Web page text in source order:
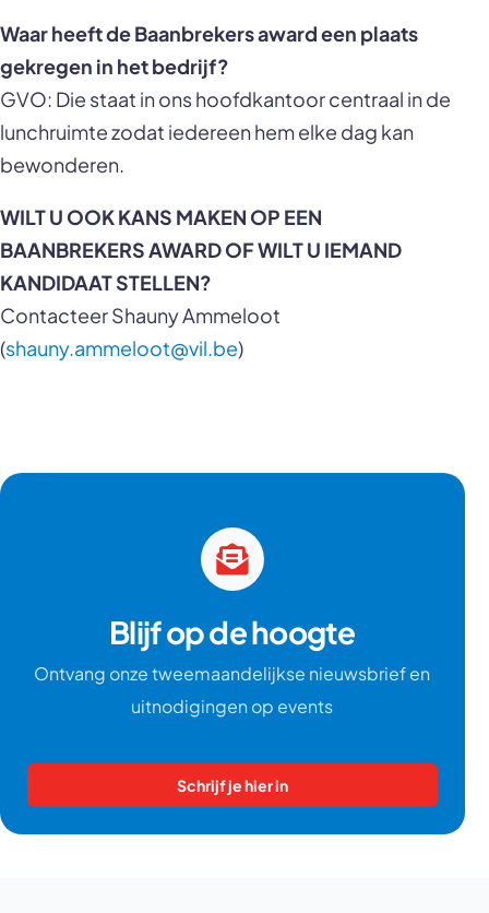
Waar heeft de Baanbrekers award een plaats
gekregen in het bedrijf?
GVO: Die staat in ons hoofdkantoor centraal in de
lunchruimte zodat iedereen hem elke dag kan
bewonderen.
WILT U OOK KANS MAKEN OP EEN
BAANBREKERS AWARD OF WILT U IEMAND
KANDIDAAT STELLEN?
Contacteer Shauny Ammeloot
(shauny.ammeloot@vil.be)
Blijf op de hoogte
Ontvang onze tweemaandelijkse nieuwsbrief en
uitnodigingen op events
Schrijf je hier in